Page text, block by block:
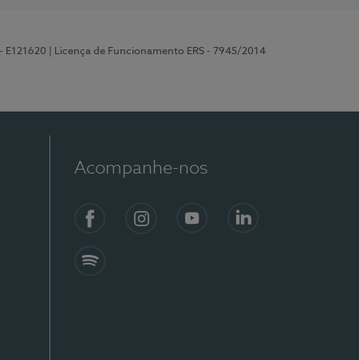
E121620
| Licença de Funcionamento ERS - 7945/2014
Acompanhe-nos